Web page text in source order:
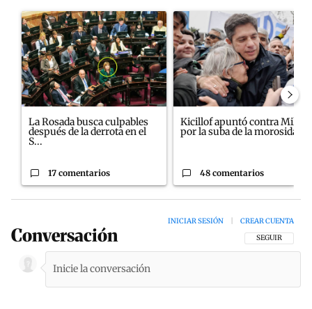
Un artículo de tendencia con el título "La Rosada busca
La Rosada busca culpables
después de la derrota en el
S...
17 comentarios
Un artículo de tendencia con
Kicillof apuntó contra Milei
por la suba de la morosida...
48 comentarios
Conversación SIGA ESTA
SEGUIR
INICIAR SESIÓN CREAR CUENTA